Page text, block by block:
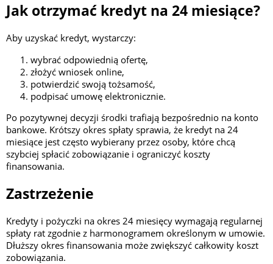
Jak otrzymać kredyt na 24 miesiące?
Aby uzyskać kredyt, wystarczy:
wybrać odpowiednią ofertę,
złożyć wniosek online,
potwierdzić swoją tożsamość,
podpisać umowę elektronicznie.
Po pozytywnej decyzji środki trafiają bezpośrednio na konto
bankowe. Krótszy okres spłaty sprawia, że kredyt na 24
miesiące jest często wybierany przez osoby, które chcą
szybciej spłacić zobowiązanie i ograniczyć koszty
finansowania.
Zastrzeżenie
Kredyty i pożyczki na okres 24 miesięcy wymagają regularnej
spłaty rat zgodnie z harmonogramem określonym w umowie.
Dłuższy okres finansowania może zwiększyć całkowity koszt
zobowiązania.